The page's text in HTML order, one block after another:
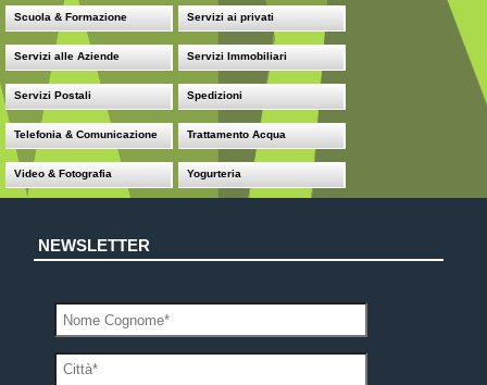
Scuola & Formazione Servizi ai privati
Servizi alle Aziende Servizi Immobiliari
Servizi Postali Spedizioni
Telefonia & Comunicazione Trattamento Acqua
Video & Fotografia Yogurteria
NEWSLETTER